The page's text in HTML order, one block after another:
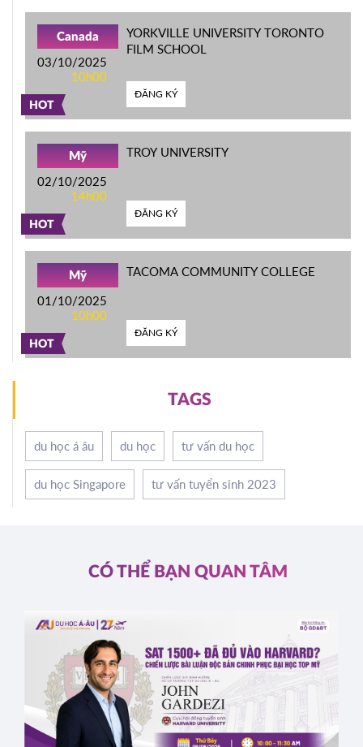
HOT
Canada
03/10/2025
10h00
YORKVILLE UNIVERSITY TORONTO
FILM SCHOOL
ĐĂNG KÝ
HOT
Mỹ
02/10/2025
14h00
TROY UNIVERSITY
ĐĂNG KÝ
HOT
Mỹ
01/10/2025
10h00
TACOMA COMMUNITY COLLEGE
ĐĂNG KÝ
TAGS
du học á âu du học tư vấn du học
du học Singapore tư vấn tuyển sinh 2023
CÓ THỂ BẠN QUAN TÂM